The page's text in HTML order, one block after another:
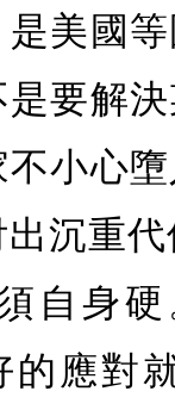
美國
要解
不小心
沉重
自身
的應對